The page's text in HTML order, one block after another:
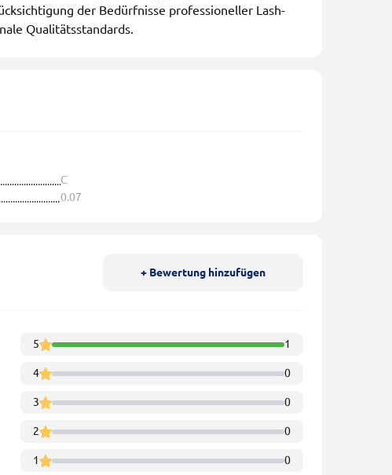
der Bedürfnisse professioneller Lash-
Qualitätsstandards.
С
0.07
+ Bewertung hinzufügen
5 1
4 0
3 0
2 0
1 0